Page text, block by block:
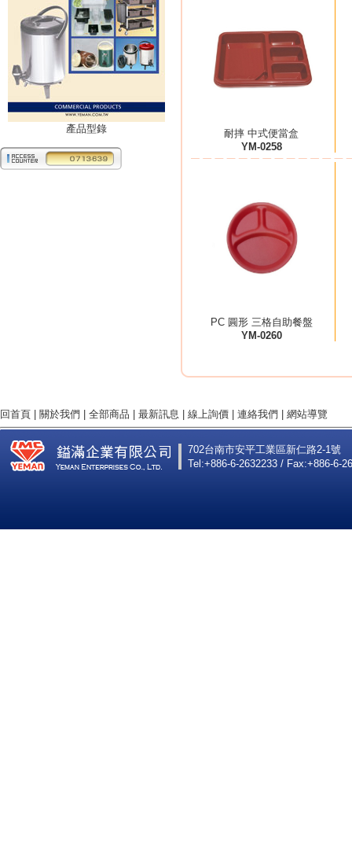
產品型錄
耐摔 中式便當盒
YM-0258
PC 圓形 三格自助餐盤
YM-0260
回首頁 關於我們 全部商品 最新訊息 線上詢價 連絡我們 網站導覽
702台南市安平工業區新仁路2-1號
Tel:+886-6-2632233 / Fax:+886-6-